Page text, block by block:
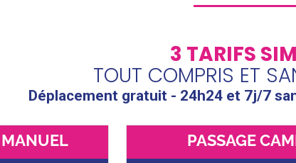
3 TARIFS
TOUT COMPRIS ET
Déplacement gratuit - 24h24 et 7j/7
PASSAGE